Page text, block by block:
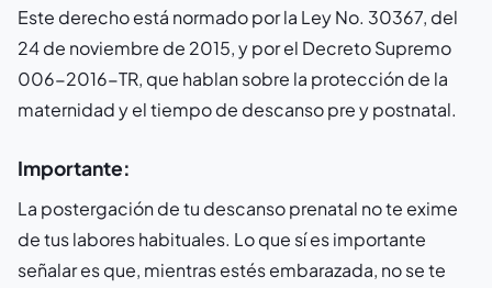
Este derecho está normado por la Ley No. 30367, del
24 de noviembre de 2015, y por el Decreto Supremo
006-2016-TR, que hablan sobre la protección de la
maternidad y el tiempo de descanso pre y postnatal.
Importante:
La postergación de tu descanso prenatal no te exime
de tus labores habituales. Lo que sí es importante
señalar es que, mientras estés embarazada, no se te